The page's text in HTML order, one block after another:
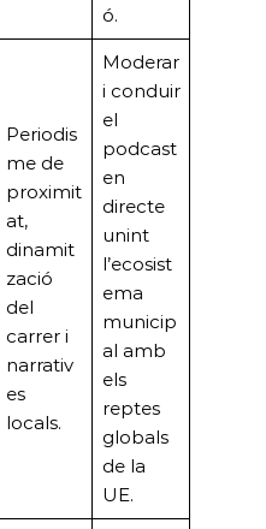
ó.
Periodis
me de
proximit
at,
dinamit
zació
del
carrer i
narrativ
es
locals.
Moderar
i conduir
el
podcast
en
directe
unint
l’ecosist
ema
municip
al amb
els
reptes
globals
de la
UE.